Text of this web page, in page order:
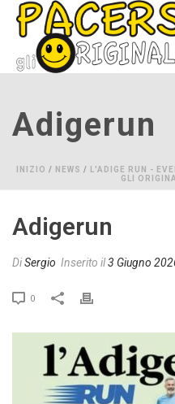
Adigerun
INIZIO / NEWS /
L'ADIGE RUN -
GLI
Adigerun
DiSergio Inserito il3 Giugno
0